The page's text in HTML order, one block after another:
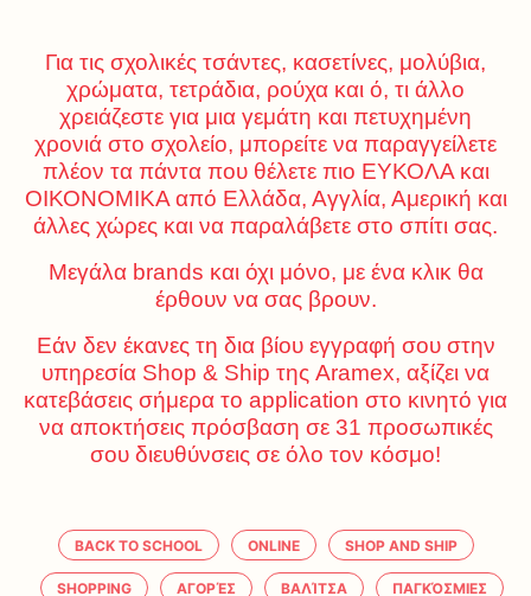
Για τις σχολικές τσάντες, κασετίνες, μολύβια,
χρώματα, τετράδια, ρούχα και ό, τι άλλο
χρειάζεστε για μια γεμάτη και πετυχημένη
χρονιά στο σχολείο, μπορείτε να παραγγείλετε
πλέον τα πάντα που θέλετε πιο ΕΥΚΟΛΑ και
ΟΙΚΟΝΟΜΙΚΑ από Ελλάδα, Αγγλία, Αμερική και
άλλες χώρες και να παραλάβετε στο σπίτι σας.
Μεγάλα brands και όχι μόνο, με ένα κλικ θα
έρθουν να σας βρουν.
Εάν δεν έκανες τη δια βίου εγγραφή σου στην
υπηρεσία Shop & Ship της Aramex, αξίζει να
κατεβάσεις σήμερα το application στο κινητό για
να αποκτήσεις πρόσβαση σε 31 προσωπικές
σου διευθύνσεις σε όλο τον κόσμο!
BACK TO SCHOOL ONLINE SHOP AND SHIP
SHOPPING ΑΓΟΡΈΣ ΒΑΛΊΤΣΑ ΠΑΓΚΌΣΜΙΕΣ